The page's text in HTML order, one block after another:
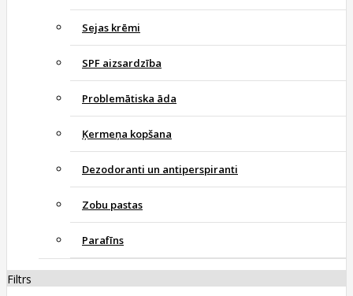
Sejas krēmi
SPF aizsardzība
Problemātiska āda
Ķermeņa kopšana
Dezodoranti un antiperspiranti
Zobu pastas
Parafīns
Filtrs